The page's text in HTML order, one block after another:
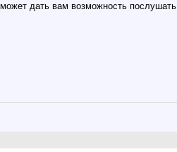
дать вам возможность